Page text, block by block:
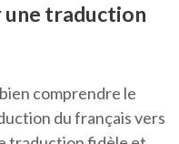
traduction
comprendre le
du français vers